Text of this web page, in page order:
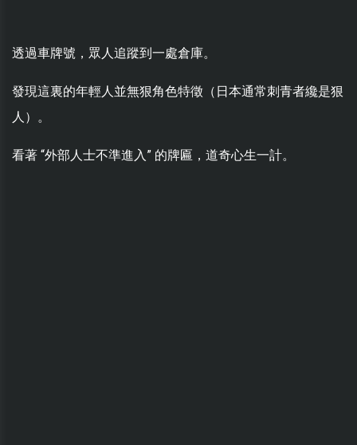
透過車牌號，眾人追蹤到一處倉庫。
發現這裏的年輕人並無狠角色特徵（日本通常刺青者纔是狠
人）。
看著 “外部人士不準進入” 的牌匾，道奇心生一計。